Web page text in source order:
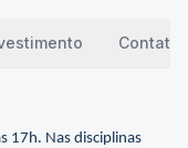
Contato
17h. Nas disciplinas